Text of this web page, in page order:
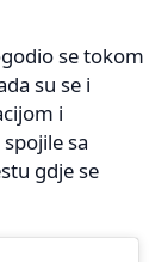
se tokom
su se i
i
sa
gdje se